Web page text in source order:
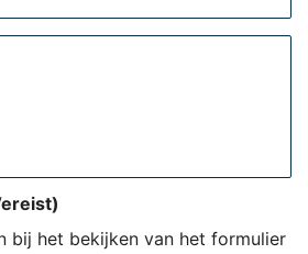
bij het bekijken van het formulier